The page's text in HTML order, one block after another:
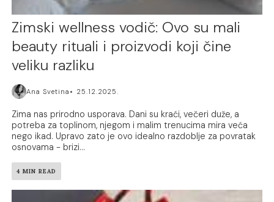
Zimski wellness vodič: Ovo su mali
beauty rituali i proizvodi koji čine
veliku razliku
Ana Svetina 25.12.2025.
Zima nas prirodno usporava. Dani su kraći, večeri duže, a
potreba za toplinom, njegom i malim trenucima mira veća
nego ikad. Upravo zato je ovo idealno razdoblje za povratak
osnovama - brizi...
4 MIN READ